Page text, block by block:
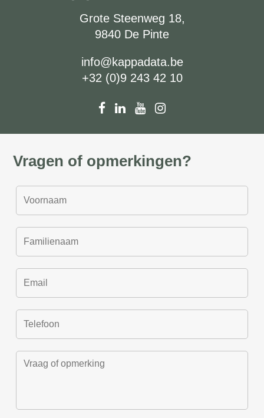
Grote Steenweg 18,
9840 De Pinte
info@kappadata.be
+32 (0)9 243 42 10
Vragen of opmerkingen?